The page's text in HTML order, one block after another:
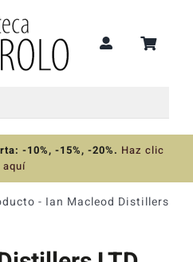
-10%, -15%, -20%. Haz clic
aquí
- Ian Macleod Distillers